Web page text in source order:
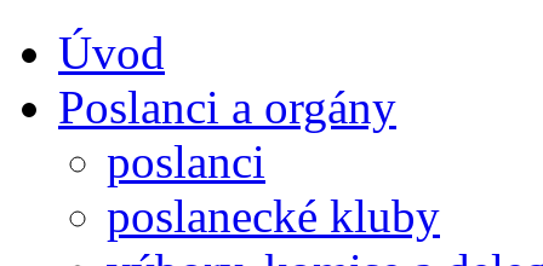
Úvod
Poslanci a orgány
poslanci
poslanecké kluby